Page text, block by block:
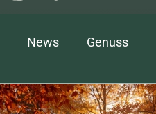
News Genuss